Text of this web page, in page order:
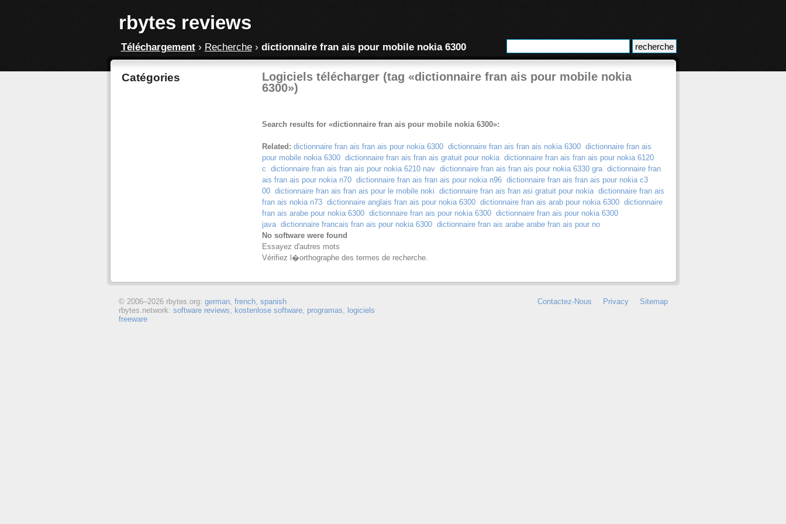
rbytes reviews
Téléchargement› Recherche› dictionnaire fran ais pour mobile nokia 6300
Catégories
Logiciels télécharger (tag «dictionnaire fran ais pour mobile nokia
6300»)
Search results for «dictionnaire fran ais pour mobile nokia 6300»:
Related: dictionnaire fran ais fran ais pour nokia 6300 dictionnaire fran ais fran ais nokia 6300 dictionnaire fran ais
pour mobile nokia 6300 dictionnaire fran ais fran ais gratuit pour nokia dictionnaire fran ais fran ais pour nokia 6120
c dictionnaire fran ais fran ais pour nokia 6210 nav dictionnaire fran ais fran ais pour nokia 6330 gra dictionnaire fran
ais fran ais pour nokia n70 dictionnaire fran ais fran ais pour nokia n96 dictionnaire fran ais fran ais pour nokia c3
00 dictionnaire fran ais fran ais pour le mobile noki dictionnaire fran ais fran asi gratuit pour nokia dictionnaire fran ais
fran ais nokia n73 dictionnaire anglais fran ais pour nokia 6300 dictionnaire fran ais arab pour nokia 6300 dictionnaire
fran ais arabe pour nokia 6300 dictionnaire fran ais pour nokia 6300 dictionnaire fran ais pour nokia 6300
java dictionnaire francais fran ais pour nokia 6300 dictionnaire fran ais arabe arabe fran ais pour no
No software were found
Essayez d'autres mots
Vérifiez l�orthographe des termes de recherche.
Contactez-Nous Privacy Sitemap
© 2006–2026 rbytes.org: german, french, spanish
rbytes.network: software reviews, kostenlose software, programas, logiciels
freeware